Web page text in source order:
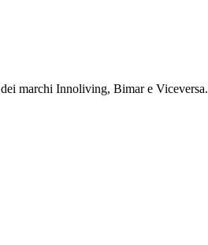
dei marchi Innoliving, Bimar e Viceversa.